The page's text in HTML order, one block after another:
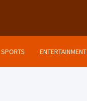
SPORTS ENTERTAINMENT